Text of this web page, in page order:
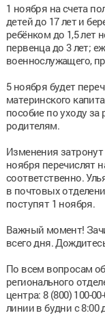
1 ноября на счета
детей до 17 лет и
ребёнком до 1,5
первенца до 3 лет;
военнослужащего,
5 ноября будет
материнского
пособие по уходу
родителям.
Изменения
ноября перечислят
соответственно.
в почтовых
поступят 1 ноября.
Важный момент!
всего дня.
По всем вопросам
регионального
центра: 8 (800) 100-
линии в будни с 8:00